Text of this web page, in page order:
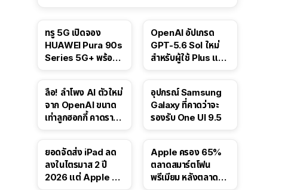
ทรู 5G เปิดจอง
HUAWEI Pura 90s
Series 5G+ พร้อม
OpenAI อัปเกรด
GPT-5.6 Sol ใหม่
สำหรับผู้ใช้ Plus และ
ลือ! ลำโพง AI ตัวใหม่
จาก OpenAI ขนาด
เท่าลูกฮอกกี้ คาดราคา
อุปกรณ์ Samsung
Galaxy ที่คาดว่าจะ
รองรับ One UI 9.5
ยอดจัดส่ง iPad ลด
ลงในไตรมาส 2 ปี
2026 แต่ Apple ยัง
Apple ครอง 65%
ตลาดสมาร์ตโฟน
พรีเมียม หลังตลาดทำ